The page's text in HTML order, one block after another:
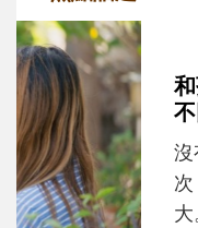
和孩子一起長
不同模樣
沒有人天生就擅
次「前所未有」
大。從給予安全